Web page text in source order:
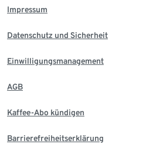
Impressum
Datenschutz und Sicherheit
Einwilligungsmanagement
AGB
Kaffee-Abo kündigen
Barrierefreiheitserklärung